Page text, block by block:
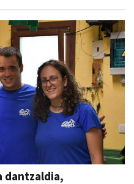
dantzaldia,